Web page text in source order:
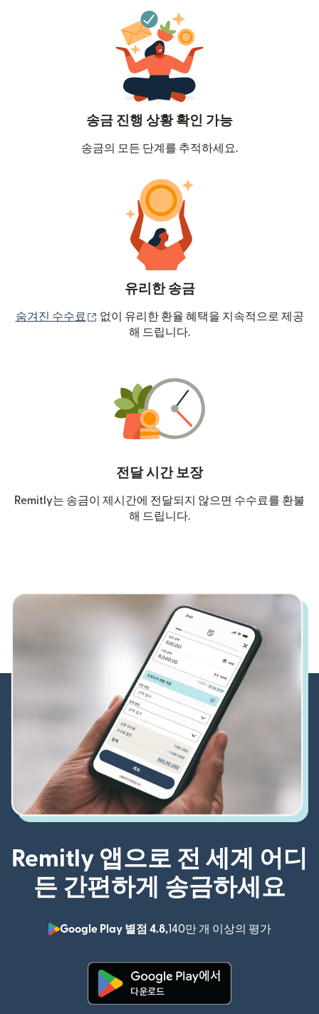
송금 진행 상황 확인 가능
송금의 모든 단계를 추적하세요.
유리한 송금
숨겨진 수수료 (새 창에서 열림)
없이 유리한 환율 혜택을 지속적으로 제공
해 드립니다.
전달 시간 보장
Remitly는 송금이 제시간에 전달되지 않으면 수수료를 환불
해 드립니다.
Remitly 앱으로 전 세계 어디
든 간편하게 송금하세요
Google Play 별점 4.8,140만 개 이상의 평가